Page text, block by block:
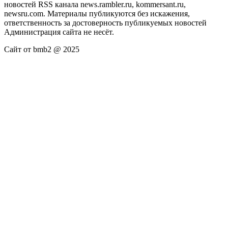
новостей RSS канала news.rambler.ru, kommersant.ru,
newsru.com. Материалы публикуются без искажения,
ответственность за достоверность публикуемых новостей
Администрация сайта не несёт.
Сайт от bmb2 @ 2025